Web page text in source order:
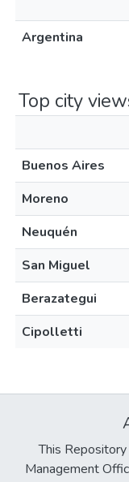
Argentina
Top city
Buenos Aires
Moreno
Neuquén
San Miguel
Berazategui
Cipolletti
This
Management